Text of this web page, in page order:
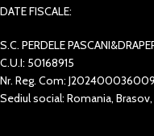
DATE FISCALE:
S.C. PERDELE
C.U.I: 50168915
Nr. Reg. Com:
Sediul social: Romania, Brasov,